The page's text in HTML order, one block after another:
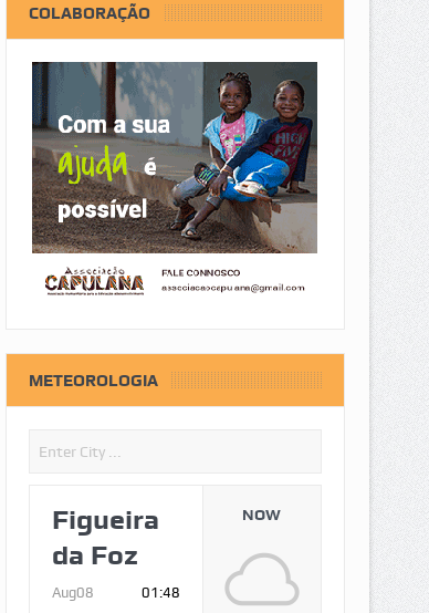
COLABORAÇÃO
METEOROLOGIA
Figueira
da Foz
Aug08 01:48
NOW